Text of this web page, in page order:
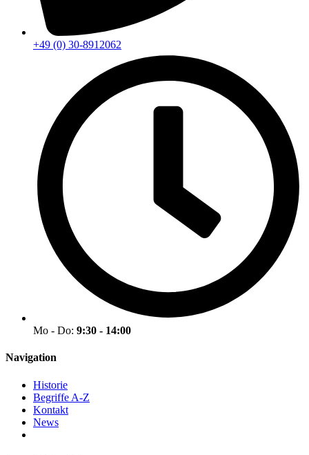
+49 (0) 30-8912062
Mo - Do: 9:30 - 14:00
Navigation
Historie
Begriffe A-Z
Kontakt
News